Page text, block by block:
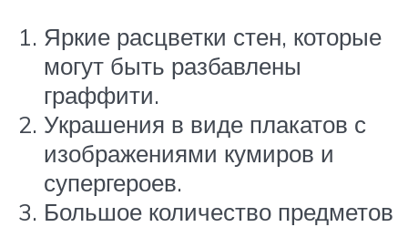
Яркие расцветки стен, которые
могут быть разбавлены
граффити.
Украшения в виде плакатов с
изображениями кумиров и
супергероев.
Большое количество предметов